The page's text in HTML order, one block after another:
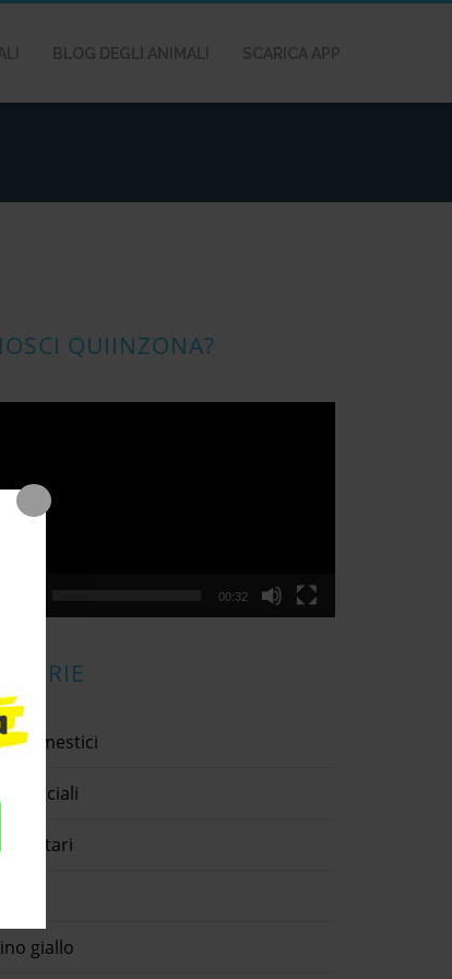
BLOG DEGLI ANIMALI SCARICA APP
QUIINZONA?
00:32
domestici
speciali
giallo